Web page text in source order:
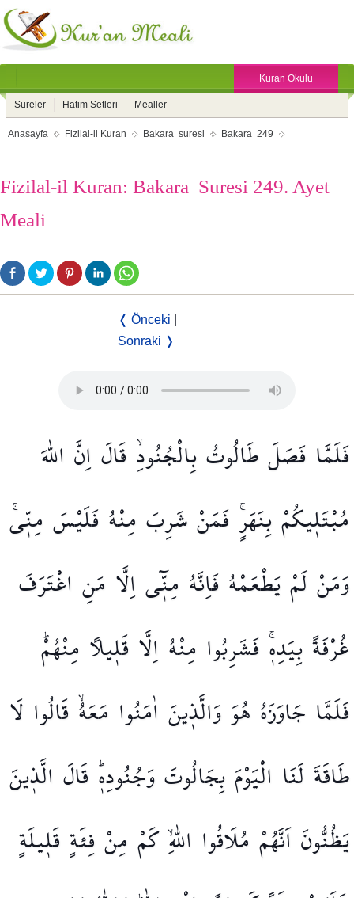
Kuran Okulu
Sureler Hatim Setleri Mealler
Anasayfa Fizilal-il Kuran Bakara suresi Bakara 249
Fizilal-il Kuran: Bakara Suresi 249. Ayet
Meali
❬ Önceki
Sonraki ❭
فَلَمَّا فَصَلَطَالُوتُبِالْجُنُودِۙ قَالَاِنَّ اللّٰهَ
مُبْتَل۪يكُمْبِنَهَرٍۚفَمَنْشَرِبَ مِنْهُ فَلَيْسَ مِنّ۪يۚ
وَمَنْلَمْيَطْعَمْهُ فَاِنَّهُ مِنّ۪ٓياِلَّا مَنِ اغْتَرَفَ
غُرْفَةًبِيَدِه۪ۚ فَشَرِبُوا مِنْهُ اِلَّا قَل۪يلًا مِنْهُمْۜ
فَلَمَّا جَاوَزَهُ هُوَوَالَّذ۪ينَ اٰمَنُوا مَعَهُۙ قَالُوا لَا
طَاقَةَلَنَا الْيَوْمَبِجَالُوتَوَجُنُودِه۪ۜ قَالَ الَّذ۪ينَ
يَظُنُّونَاَنَّهُمْ مُلَاقُوا اللّٰهِۙكَمْ مِنْفِئَةٍ قَل۪يلَةٍ